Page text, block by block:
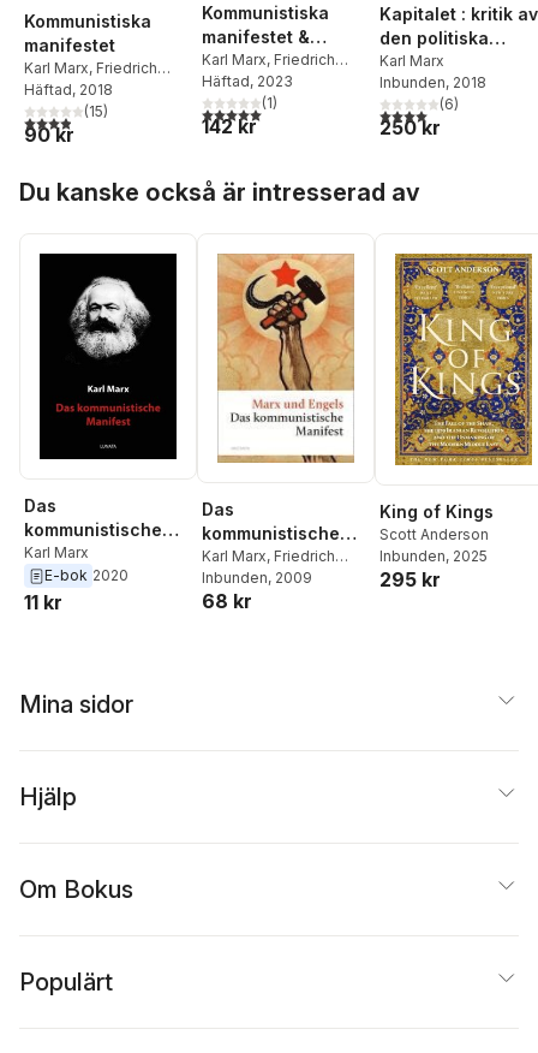
Kommunistiska
manifestet
Karl Marx, Friedrich
Engels
Häftad, 2018
3,9utav 5 stjärnor. Totalt antal röster:
(15)
90 kr
Kommunistiska
manifestet &
kommunismens
grundsatser
Karl Marx, Friedrich
Engels
Häftad, 2023
5,0utav 5 stjärnor. Totalt antal röster:
(1)
142 kr
Kapitalet : kritik av
den politiska
ekonomin. Första
boken. Kapitalets
s
Karl Marx
Inbunden, 2018
4,0utav 5 stjärnor.
(6)
250 kr
Du kanske också är intresserad av
Das
kommunistische
Manifest
Karl Marx
E-bok 2020
11 kr
Das
kommunistische
Manifest
Karl Marx, Friedrich
Engels
Inbunden, 2009
68 kr
King of Kings
Scott Anderson
Inbunden, 2025
295 kr
Mina sidor
Hjälp
Om Bokus
Populärt